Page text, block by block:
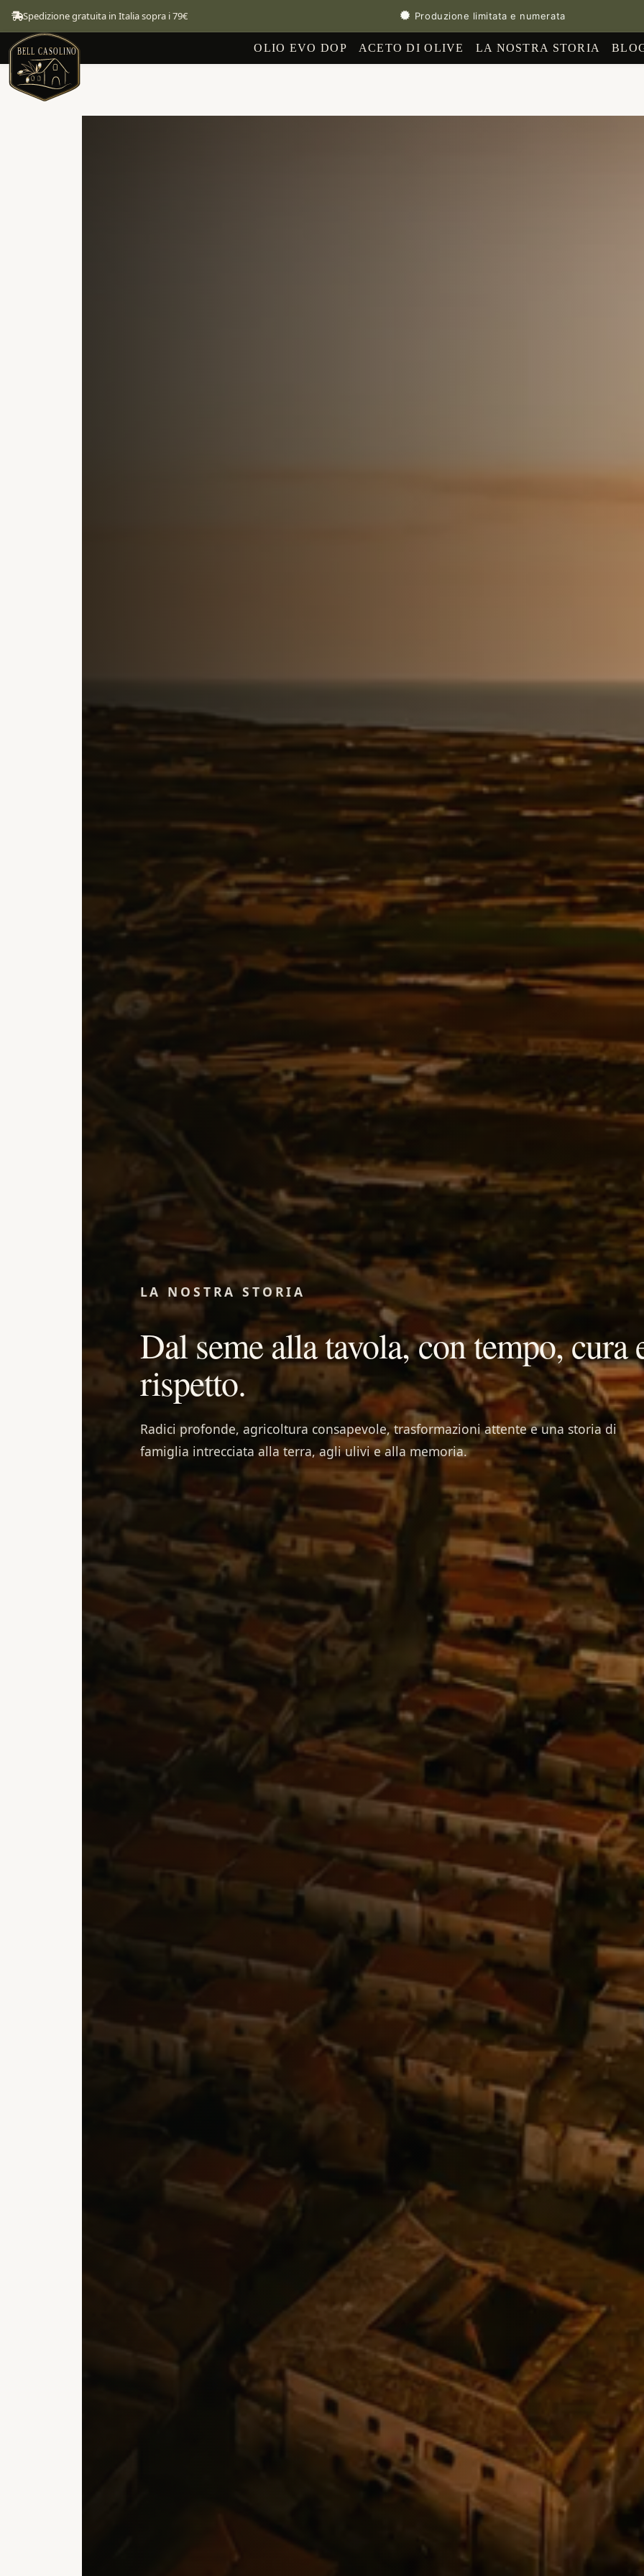
Spedizione gratuita in Italia sopra i 79€ Produzione limitata e numerata
OLIO EVO DOP ACETO DI OLIVE LA NOSTRA STORIA
LA NOSTRA STORIA
Dal seme alla tavola, con tempo, cura
rispetto.
Radici profonde, agricoltura consapevole, trasformazioni attente e una storia di
famiglia intrecciata alla terra, agli ulivi e alla memoria.